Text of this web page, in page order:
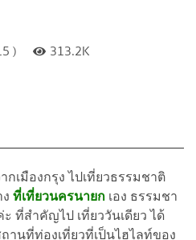
)
313.2K
เมืองกรุง ไปเที่ยวธรรมชาติ
ที่เที่ยวนครนายก เอง ธรรมชา
ที่สำคัญไป เที่ยววันเดียว ได้
านที่ท่องเที่ยวที่เป็นไฮไลท์ของ